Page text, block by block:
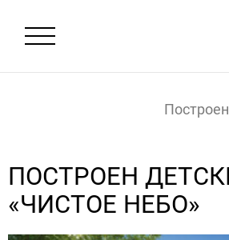
ПОСТРОЕН
«ЧИСТОЕ НЕБО»